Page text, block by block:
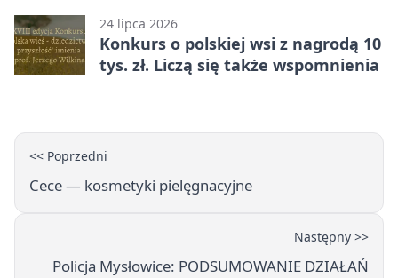
24 lipca 2026
Konkurs o polskiej wsi z nagrodą 10
tys. zł. Liczą się także wspomnienia
<< Poprzedni
Cece — kosmetyki pielęgnacyjne
Następny >>
Policja Mysłowice: PODSUMOWANIE DZIAŁAŃ